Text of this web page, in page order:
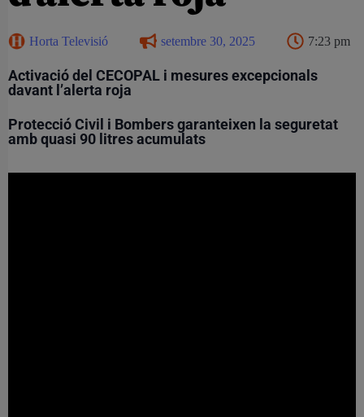
Horta Televisió setembre 30, 2025 7:23 pm
Activació del CECOPAL i mesures excepcionals
davant l’alerta roja
Protecció Civil i Bombers garanteixen la seguretat
amb quasi 90 litres acumulats